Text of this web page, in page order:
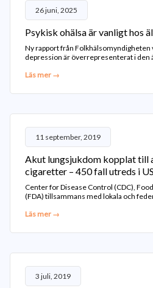
26 juni, 2025
Psykisk ohälsa är vanligt hos
Ny rapport från Folkhälsomyndigheten
depression är överrepresenterat i den
Läs mer →
11 september, 2019
Akut lungsjukdom kopplat till
cigaretter – 450 fall utreds i
Center for Disease Control (CDC),
(FDA) tillsammans med lokala och
Läs mer →
3 juli, 2019